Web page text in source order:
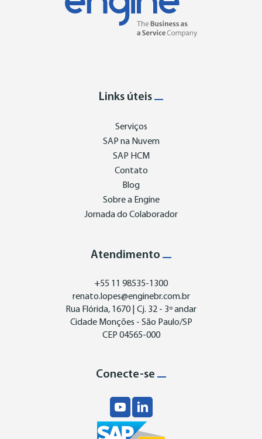
Links úteis
Serviços
SAP na Nuvem
SAP HCM
Contato
Blog
Sobre a Engine
Jornada do Colaborador
Atendimento
+55 11 98535-1300
renato.lopes@enginebr.com.br
Rua Flórida, 1670 | Cj. 32 - 3º andar
Cidade Monções - São Paulo/SP
CEP 04565-000
Conecte-se